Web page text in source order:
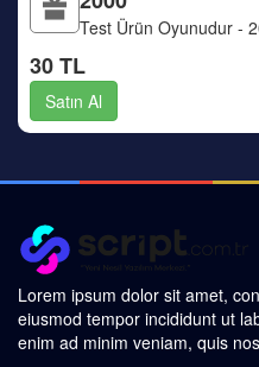
Test Ürün Oyunudur -
30 TL
Satın Al
Lorem ipsum dolor sit amet,
eiusmod tempor incididunt ut
enim ad minim veniam, quis